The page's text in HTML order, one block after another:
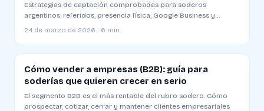
Estrategias de captación comprobadas para soderos
argentinos: referidos, presencia física, Google Business y
alianzas locales
24 de marzo de 2026 · 6 min
Cómo vender a empresas (B2B): guía para
soderías que quieren crecer en serio
El segmento B2B es el más rentable del rubro sodero. Cómo
prospectar, cotizar, cerrar y mantener clientes empresariales